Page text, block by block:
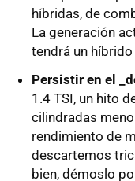
híbridas, de
La generación
tendrá un
Persistir en el
1.4 TSI, un hito
cilindradas
rendimiento de
descartemos
bien, démoslo